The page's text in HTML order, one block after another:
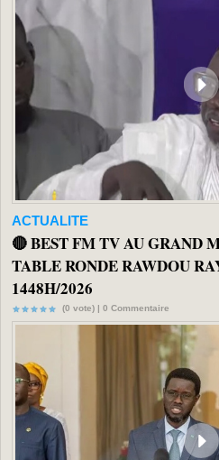
ACTUALITE
🔴 BEST FM TV AU GRAND
TABLE RONDE RAWDOU
1448H/2026
(0 vote) | 0 Commentaire